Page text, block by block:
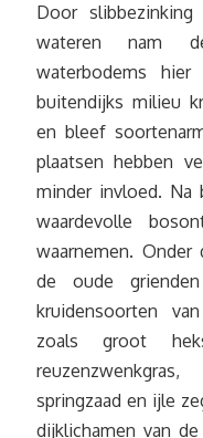
Door
wateren nam
waterbodems
buitendijks milieu
en bleef
plaatsen hebben
minder invloed. Na
waardevolle
waarnemen.
de oude
kruidensoorten
zoals groot
springzaad en ijle
dijklichamen van